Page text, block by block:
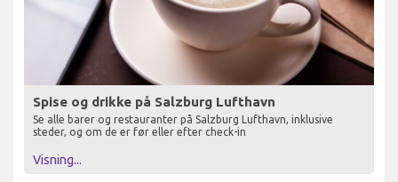
Spise og drikke på Salzburg Lufthavn
Se alle barer og restauranter på Salzburg Lufthavn, inklusive
steder, og om de er før eller efter check-in
Visning...